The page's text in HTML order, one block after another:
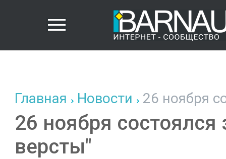
Главная Новости 26 ноября
26 ноября состоялся
версты"